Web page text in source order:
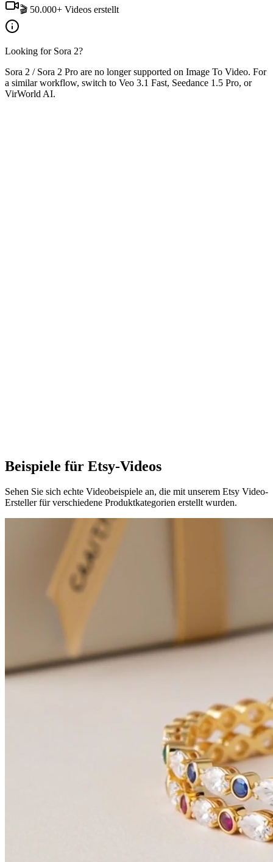
🎬 50.000+ Videos erstellt
Looking for Sora 2?
Sora 2 / Sora 2 Pro are no longer supported on Image To Video. For
a similar workflow, switch to Veo 3.1 Fast, Seedance 1.5 Pro, or
VirWorld AI.
Beispiele für Etsy-Videos
Sehen Sie sich echte Videobeispiele an, die mit unserem Etsy Video-
Ersteller für verschiedene Produktkategorien erstellt wurden.